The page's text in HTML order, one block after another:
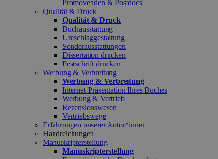
Promovenden & Postdocs
Qualität & Druck
Qualität & Druck
Buchausstattung
Umschlaggestaltung
Sonderausstattungen
Dissertation drucken
Festschrift drucken
Werbung & Verbreitung
Werbung & Verbreitung
Internet-Präsentation Ihres Buches
Werbung & Vertrieb
Rezensionswesen
Vertriebswege
Erfahrungen unserer Autor*innen
Handreichungen
Manuskripterstellung
Manuskripterstellung